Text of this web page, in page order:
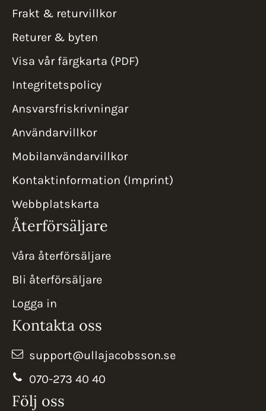
Frakt & returvillkor
Returer & byten
Visa vår färgkarta (PDF)
Integritetspolicy
Ansvarsfriskrivningar
Användarvillkor
Mobilanvändarvillkor
Kontaktinformation (Imprint)
Webbplatskarta
Återförsäljare
Våra återförsäljare
Bli återförsäljare
Logga in
Kontakta oss
support@ullajacobsson.se
070-273 40 40
Följ oss